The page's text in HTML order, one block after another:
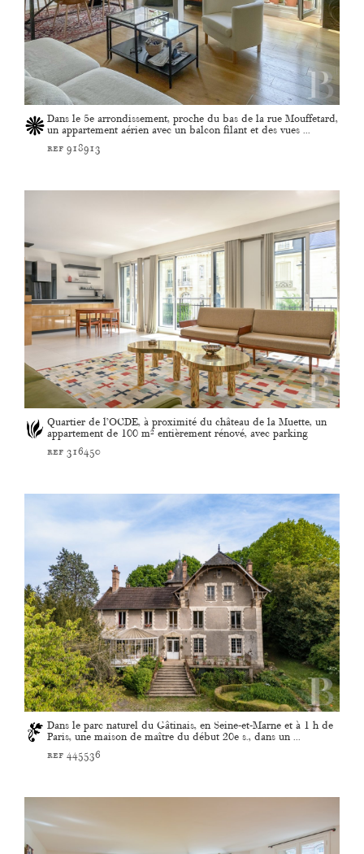
Dans le 5e arrondissement, proche du bas de la rue Mouffetard,
un appartement aérien avec un balcon filant et des vues ...
ref 918913
Quartier de l’OCDE, à proximité du château de la Muette, un
appartement de 100 m² entièrement rénové, avec parking
ref 316450
Dans le parc naturel du Gâtinais, en Seine-et-Marne et à 1 h de
Paris, une maison de maître du début 20e s., dans un ...
ref 445536